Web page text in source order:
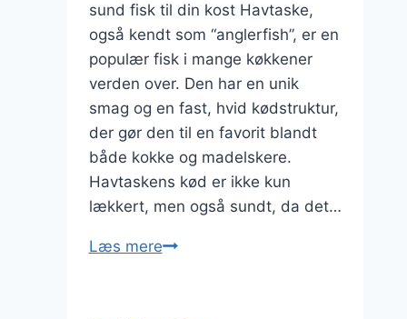
sund fisk til din kost Havtaske,
også kendt som “anglerfish”, er en
populær fisk i mange køkkener
verden over. Den har en unik
smag og en fast, hvid kødstruktur,
der gør den til en favorit blandt
både kokke og madelskere.
Havtaskens kød er ikke kun
lækkert, men også sundt, da det…
Læs mereHavtaske